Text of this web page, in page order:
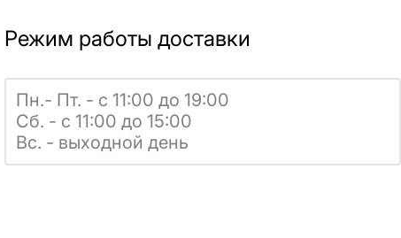
Режим работы доставки
Пн.- Пт. - с 11:00 до 19:00
Сб. - с 11:00 до 15:00
Вс. - выходной день